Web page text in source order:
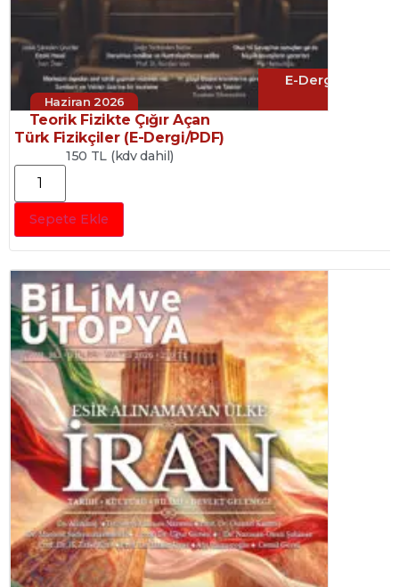
Haziran 2026
E-Dergi
Teorik Fizikte Çığır Açan
Türk Fizikçiler (E-Dergi/PDF)
150 TL (kdv dahil)
Sepete Ekle